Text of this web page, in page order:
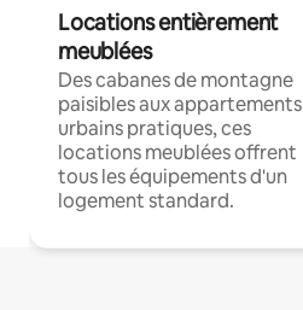
Locations entièrement
meublées
Des cabanes de montagne
paisibles aux appartements
urbains pratiques, ces
locations meublées offrent
tous les équipements d'un
logement standard.